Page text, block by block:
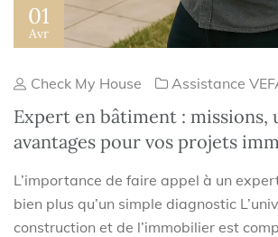
01
Avr
Check My House Assistance
Expert en bâtiment :
avantages pour vos projets
L’importance de faire appel à un
bien plus qu’un simple diagnostic
construction et de l’immobilier est